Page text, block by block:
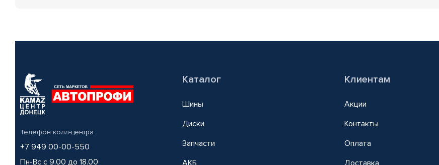
Телефон колл-центра
+7 949 00-00-550
Пн-Вс с 9.00 до 18.00
Каталог
Шины
Диски
Запчасти
АКБ
Клиентам
Акции
Контакты
Оплата
Доставка